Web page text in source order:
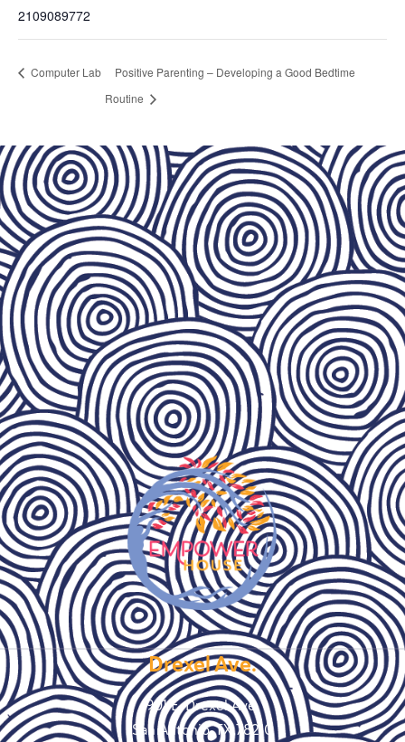
2109089772
Computer Lab
Positive Parenting – Developing a Good Bedtime
Routine
Drexel Ave.
901 E. Drexel Ave.
San Antonio, TX 78210